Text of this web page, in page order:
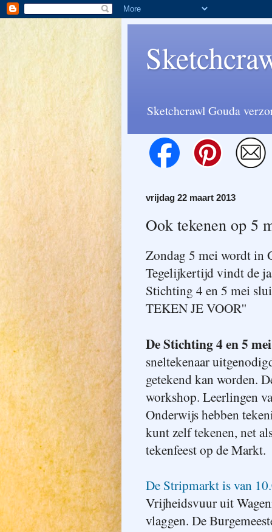
Sketchcrawl Gouda
vrijdag 22 maart 2013
Ook tekenen op 5
Zondag 5 mei wordt in
Tegelijkertijd vindt de
Stichting 4 en 5 mei
TEKEN JE VOOR''
De Stichting 4 en 5
sneltekenaar
getekend kan worden.
workshop. Leerlingen
Onderwijs hebben
kunt zelf tekenen, net
tekenfeest op de Markt.
De Stripmarkt is van
Vrijheidsvuur uit
vlaggen. De